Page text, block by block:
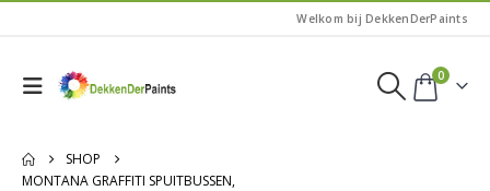
Welkom bij DekkenDerPaints
0
SHOP
MONTANA GRAFFITI SPUITBUSSEN,